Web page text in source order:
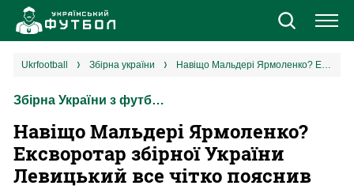
Новини
Збірна
Єврокубки
УПЛ
ukrfootball збірна україни Навіщо Мальдері Ярмоленко? Ексворотар збірної України Левицький все чітко пояснив
Збірна України з футболу
Навіщо Мальдері Ярмоленко?
Ексворотар збірної України
Левицький все чітко пояснив